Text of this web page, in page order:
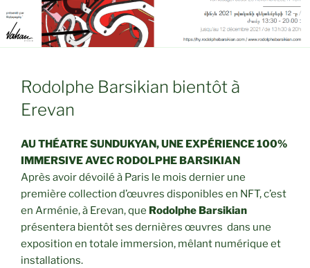
Rodolphe Barsikian bientôt à
Erevan
AU THÉATRE SUNDUKYAN, UNE EXPÉRIENCE 100%
IMMERSIVE AVEC RODOLPHE BARSIKIAN
Après avoir dévoilé à Paris le mois dernier une
première collection d’œuvres disponibles en NFT, c’est
en Arménie, à Erevan, que Rodolphe Barsikian
présentera bientôt ses dernières œuvres dans une
exposition en totale immersion, mêlant numérique et
installations.